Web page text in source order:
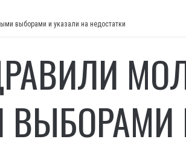
выборами и указали на недостатки